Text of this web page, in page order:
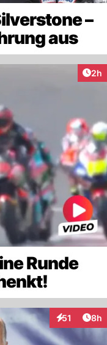
–
aus
2h
Runde
51
Interaktionen
8h